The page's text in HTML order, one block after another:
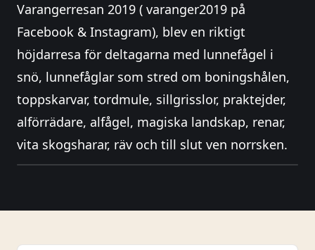
Varangerresan 2019 ( varanger2019 på
Facebook & Instagram), blev en riktigt
höjdarresa för deltagarna med lunnefågel i
snö, lunnefåglar som stred om boningshålen,
toppskarvar, tordmule, sillgrisslor, praktejder,
alförrädare, alfågel, magiska landskap, renar,
vita skogsharar, räv och till slut ven norrsken.